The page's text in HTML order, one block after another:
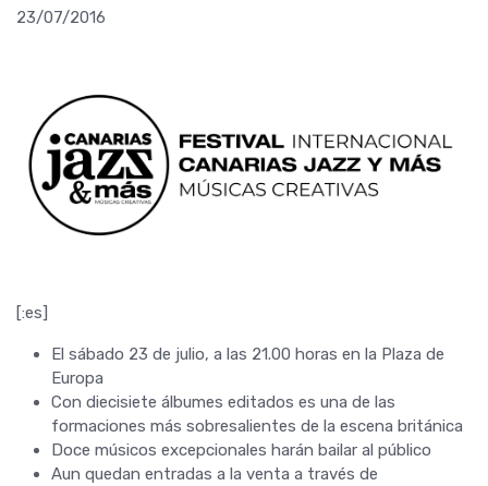
23/07/2016
[:es]
El sábado 23 de julio, a las 21.00 horas en la Plaza de
Europa
Con diecisiete álbumes editados es una de las
formaciones más sobresalientes de la escena británica
Doce músicos excepcionales harán bailar al público
Aun quedan entradas a la venta a través de